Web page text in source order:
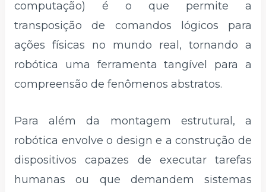
computação) é o que permite a
transposição de comandos lógicos para
ações físicas no mundo real, tornando a
robótica uma ferramenta tangível para a
compreensão de fenômenos abstratos.
Para além da montagem estrutural, a
robótica envolve o design e a construção de
dispositivos capazes de executar tarefas
humanas ou que demandem sistemas